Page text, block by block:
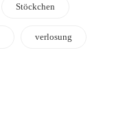
Stöckchen
verlosung